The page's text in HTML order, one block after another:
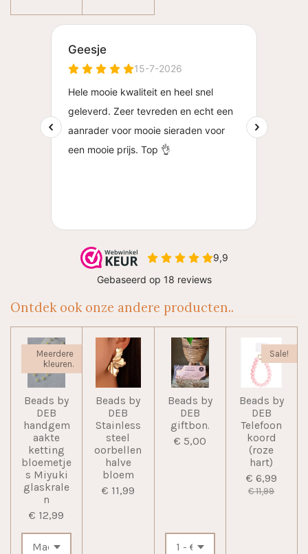
Ontdek ook onze andere producten..
Meerdere
kleuren.
Beads by
DEB
handgem
aakte
ketting
bloemetje
s Miyuki
glaskrale
n
€ 12,99
Beads by
DEB
Stainless
steel
oorbellen
halve
bloem
€ 11,99
Beads by
DEB
giftbon.
€ 5,00
Sale!
Beads by
DEB
Telefoon
koord
(roze
hart)
€ 6,99
€ 11,99